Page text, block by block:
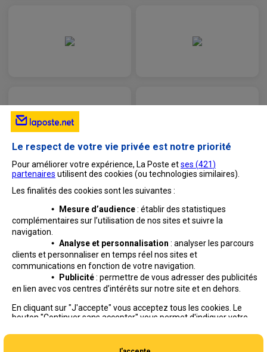
La Poste Groupe La Poste recrute
Le respect de votre vie privée est notre priorité
Pour améliorer votre expérience, La Poste etses (421)
partenaires utilisent des cookies (ou technologies similaires).
Les finalités des cookies sont les suivantes :
•
Mesure d’audience: établir des statistiques
complémentaires sur l’utilisation de nos sites et suivre la
navigation.
•Analyse et personnalisation : analyser les parcours
clients et personnaliser en temps réel nos sites et
communications en fonction de votre navigation.
•
Publicité: permettre de vous adresser des publicités
en lien avec vos centres d’intérêts sur notre site et en dehors.
En cliquant sur "J'accepte" vous acceptez tous les cookies. Le
bouton "Continuer sans accepter" vous permet d'indiquer votre
seront déposés. Vous pouvez modifier vos choix à tout moment
ou obtenir plus d'informations via